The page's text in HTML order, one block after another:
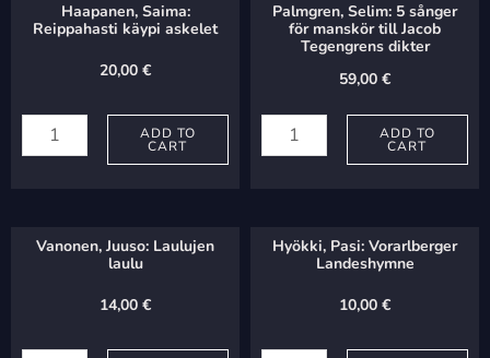
Haapanen, Saima:
Reippahasti käypi askelet
20,00 €
Saima:
Reippahasti
quantity
ADD TO
CART
Palmgren, Selim: 5 sånger
för manskör till Jacob
Tegengrens dikter
59,00 €
Selim:
manskör
Tegengrens
ADD TO
CART
Vanonen, Juuso: Laulujen
laulu
14,00 €
Hyökki, Pasi: Vorarlberger
Landeshymne
10,00 €